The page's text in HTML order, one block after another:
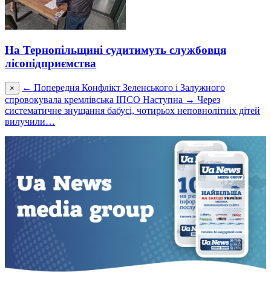
На Тернопільщині судитимуть службовця
лісопідприємства
× ← Попередня Конфлікт Зеленського і Залужного
спровокувала кремлівська ІПСО Наступна → Через
систематичне знущання бабусі, чотирьох неповнолітніх дітей
вилучили…